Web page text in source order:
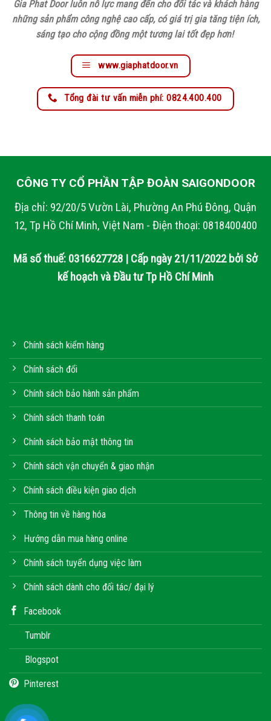
Gia Phat Door luôn nỗ lực mang đến cho đối tác và khách hàng
những sản phẩm công nghệ cao cấp, có giá trị gia tăng tiện ích,
sáng tạo cho cộng đồng một tương lai tốt đẹp hơn!
www.giaphatdoor.vn
Tổng đài tư vấn miễn phí: 0824.400.400
CÔNG TY CỔ PHẦN TẬP ĐOÀN SAIGONDOOR
Địa chỉ: 92/20/5 Vườn Lài, Phường An Phú Đông, Quận
12, Tp Hồ Chí Minh, Việt Nam - Điện thoại: 0818400400
Mã số thuế: 0316627728 | Cấp ngày 21/11/2022 bởi Sở
kế hoạch và Đầu tư Tp Hồ Chí Minh
Chính sách kiểm hàng
Chính sách đổi
Chính sách bảo hành sản phẩm
Chính sách thanh toán
Chính sách bảo mật thông tin
Chính sách vận chuyển & giao nhận
Chính sách điều kiện giao dịch
Thông tin về hàng hóa
Hướng dẫn mua hàng online
Chính sách tuyển dụng việc làm
Chính sách dành cho đối tác/ đại lý
Facebook
Tumblr
Blogspot
Pinterest